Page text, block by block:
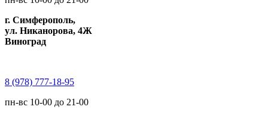
г. Симферополь,
ул. Никанорова, 4Ж
Виноград
8 (978) 777-18-95
пн-вс 10-00 до 21-00